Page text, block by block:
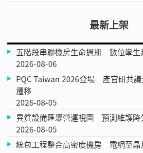
最新上架
五階段串聯機房生命週期 數位孿生
2026-08-06
PQC Taiwan 2026登場 產官研共議
遷移
2026-08-05
異質設備匯聚營運視圖 預測維護降
2026-08-05
統包工程整合高密度機房 電網至晶